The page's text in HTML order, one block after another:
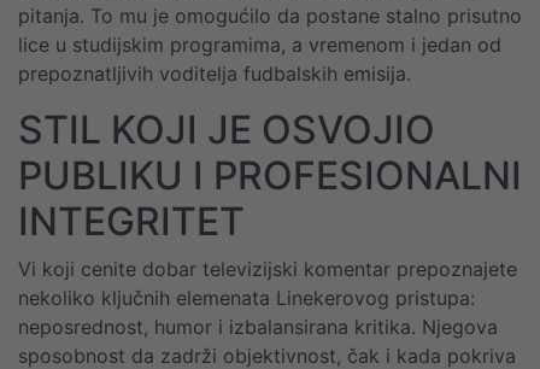
pitanja. To mu je omogućilo da postane stalno prisutno
lice u studijskim programima, a vremenom i jedan od
prepoznatljivih voditelja fudbalskih emisija.
STIL KOJI JE OSVOJIO
PUBLIKU I PROFESIONALNI
INTEGRITET
Vi koji cenite dobar televizijski komentar prepoznajete
nekoliko ključnih elemenata Linekerovog pristupa:
neposrednost, humor i izbalansirana kritika. Njegova
sposobnost da zadrži objektivnost, čak i kada pokriva